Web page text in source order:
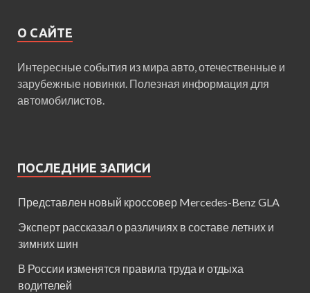
О САЙТЕ
Интересные события из мира авто, отечественные и
зарубежные новинки. Полезная информация для
автомобилистов.
ПОСЛЕДНИЕ ЗАПИСИ
Представлен новый кроссовер Mercedes-Benz GLA
Эксперт рассказал о различиях в составе летних и
зимних шин
В России изменятся правила труда и отдыха
водителей